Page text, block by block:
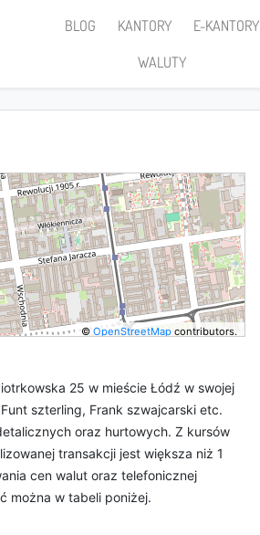
BLOG KANTORY
E-KANTORY
WALUTY
©OpenStreetMap contributors.
25 w mieście Łódź w swojej
szterling, Frank szwajcarski etc.
oraz hurtowych. Z kursów
transakcji jest większa niż 1
cen walut oraz telefonicznej
można w tabeli poniżej.